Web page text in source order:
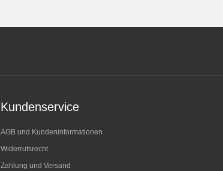
Kundenservice
AGB und Kundeninformationen
Widerrufsrecht
Zahlung und Versand